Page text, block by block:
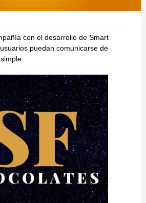
con el desarrollo de Smart
puedan comunicarse de